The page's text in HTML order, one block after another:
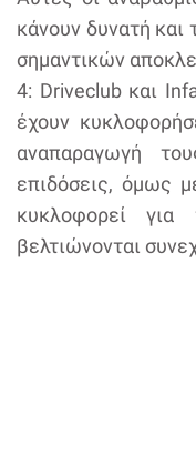
κάνουν δυνατή
σημαντικών
4: Driveclub και
έχουν
αναπαραγωγή
επιδόσεις, όμως
κυκλοφορεί για
βελτιώνονται